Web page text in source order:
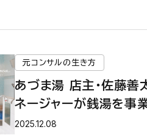
元コンサルの生き方
あづま湯 店主・佐藤善
ネージャーが銭湯を事
アチェンジ【
2025.12.08